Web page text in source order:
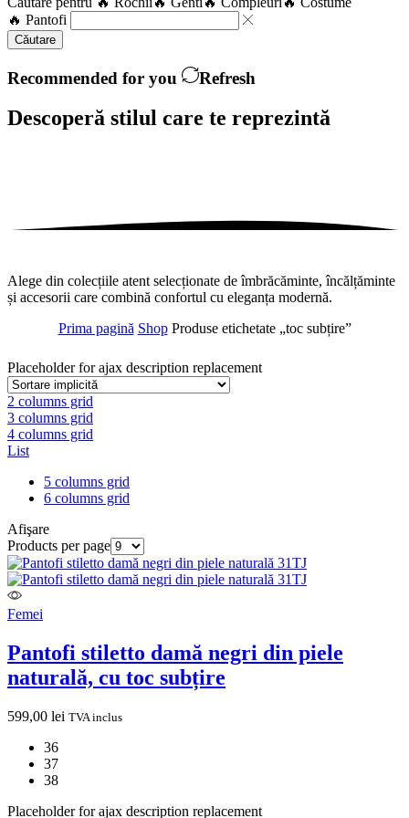
🔥 Pantofi
Căutare
Recommended for you Refresh
Descoperă stilul care te reprezintă
Alege din colecțiile atent selecționate de îmbrăcăminte, încălțăminte
și accesorii care combină confortul cu eleganța modernă.
Prima pagină Shop Produse etichetate „toc subțire”
Placeholder for ajax description replacement
2 columns grid
3 columns grid
4 columns grid
List
5 columns grid
6 columns grid
Afişare
Products per page
Femei
Pantofi stiletto damă negri din piele
naturală, cu toc subțire
599,00 lei TVA inclus
36
37
38
Placeholder for ajax description replacement